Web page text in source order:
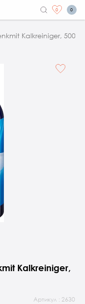
0 0
Kalkreiniger, 500
Kalkreiniger,
Артикул : 2630